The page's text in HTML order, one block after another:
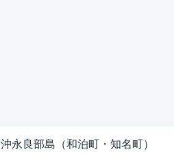
沖永良部島（和泊町・知名町）